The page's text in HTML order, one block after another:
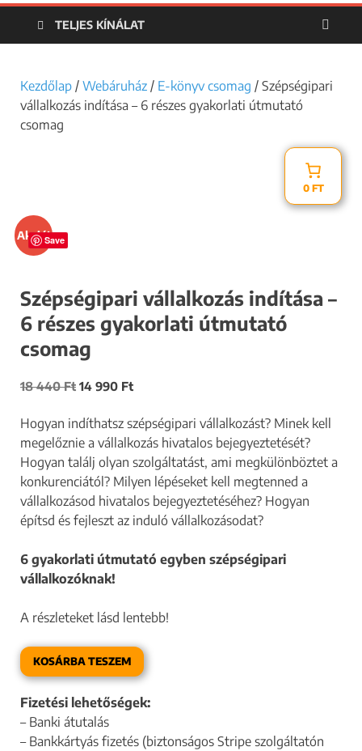
TELJES KÍNÁLAT
Kezdőlap / Webáruház / E-könyv csomag / Szépségipari
vállalkozás indítása – 6 részes gyakorlati útmutató
csomag
0 FT
Akció!Save
Szépségipari vállalkozás indítása –
6 részes gyakorlati útmutató
csomag
18 440Ft 14 990 Ft
Hogyan indíthatsz szépségipari vállalkozást? Minek kell
megelőznie a vállalkozás hivatalos bejegyeztetését?
Hogyan találj olyan szolgáltatást, ami megkülönböztet a
konkurenciától? Milyen lépéseket kell megtenned a
vállalkozásod hivatalos bejegyeztetéséhez? Hogyan
építsd és fejleszt az induló vállalkozásodat?
6 gyakorlati útmutató egyben szépségipari
vállalkozóknak!
A részleteket lásd lentebb!
KOSÁRBA TESZEM
Fizetési lehetőségek:
– Banki átutalás
– Bankkártyás fizetés (biztonságos Stripe szolgáltatón